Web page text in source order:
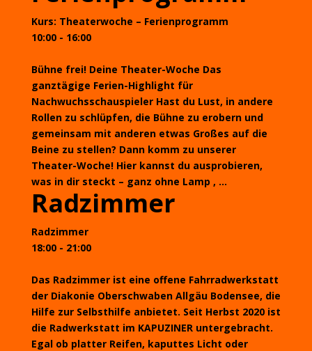
Kurs: Theaterwoche – Ferienprogramm
10:00 - 16:00
Bühne frei! Deine Theater-Woche Das
ganztägige Ferien-Highlight für
Nachwuchsschauspieler Hast du Lust, in andere
Rollen zu schlüpfen, die Bühne zu erobern und
gemeinsam mit anderen etwas Großes auf die
Beine zu stellen? Dann komm zu unserer
Theater-Woche! Hier kannst du ausprobieren,
was in dir steckt – ganz ohne Lamp , ...
Radzimmer
Radzimmer
18:00 - 21:00
Das Radzimmer ist eine offene Fahrradwerkstatt
der Diakonie Oberschwaben Allgäu Bodensee, die
Hilfe zur Selbsthilfe anbietet. Seit Herbst 2020 ist
die Radwerkstatt im KAPUZINER untergebracht.
Egal ob platter Reifen, kaputtes Licht oder